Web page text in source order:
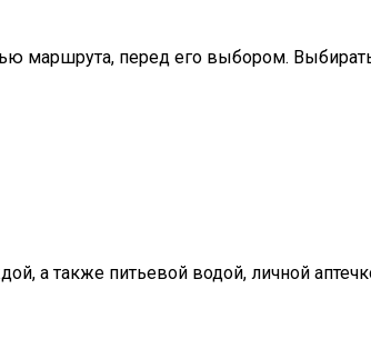
маршрута, перед его выбором.
а также питьевой водой, личной